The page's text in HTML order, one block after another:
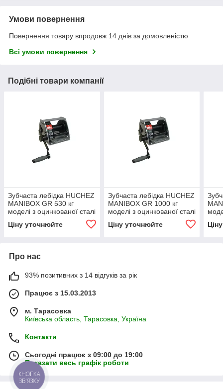
Умови повернення
Повернення товару впродовж 14 днів за домовленістю
Всі умови повернення
Подібні товари компанії
Зубчаста лебідка НUCHEZ
MANIBOX GR 530 кг
моделі з оцинкованої сталі
Ціну уточнюйте
Зубчаста лебідка НUCHEZ
MANIBOX GR 1000 кг
моделі з оцинкованої сталі
Ціну уточнюйте
Про нас
93% позитивних з 14 відгуків за рік
Працює з 15.03.2013
м. Тарасовка
Київська область, Тарасовка, Україна
Контакти
Сьогодні працює з 09:00 до 19:00
Показати весь графік роботи
КНОПКА
ЗВ'ЯЗКУ